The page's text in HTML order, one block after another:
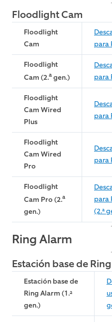
Floodlight Cam
Floodlight
Cam
para
Floodlight
Cam (2.a gen.)
para
Floodlight
Cam Wired
Plus
para
Floodlight
Cam Wired
Pro
para
Floodlight
Cam Pro (2.a
gen.)
para
(2.ª
Ring Alarm
Estación base de
Estación base de
Ring Alarm (1.ª
gen.)